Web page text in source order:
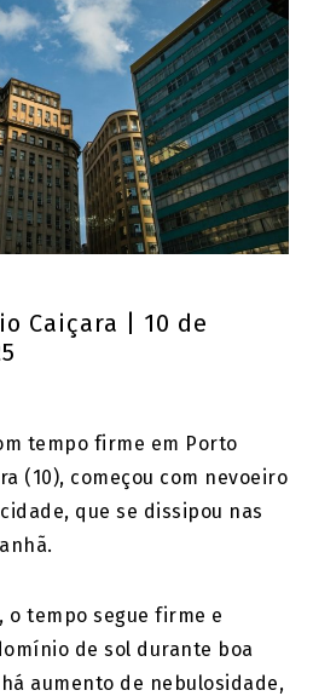
Caiçara | 10 de
tempo firme em Porto
(10), começou com nevoeiro
que se dissipou nas
o tempo segue firme e
de sol durante boa
aumento de nebulosidade,